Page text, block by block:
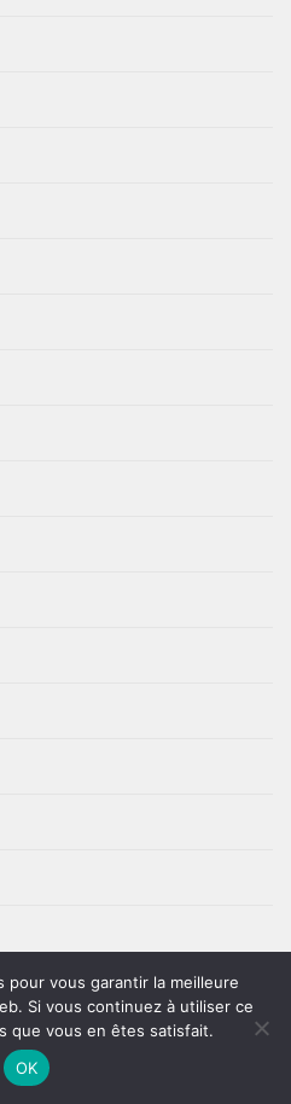
pour vous garantir la meilleure
Si vous continuez à utiliser ce
que vous en êtes satisfait.
OK